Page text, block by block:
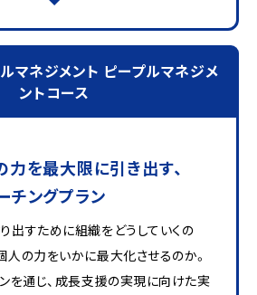
マネジメント ピープルマネジメ
ントコース
力を最大限に引き出す、
チングプラン
出すために組織をどうしていくの
人の力をいかに最大化させるのか。
を通じ、成長支援の実現に向けた実